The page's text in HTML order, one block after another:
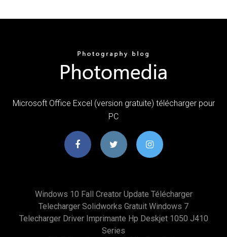
Microsoft Office Excel (version gratuite) télécharger pour
PC
Windows 10 Fall Creator Update Télécharger
Telecharger Solidworks Gratuit Windows 7
Telecharger Driver Imprimante Hp Deskjet 1050 J410
Series